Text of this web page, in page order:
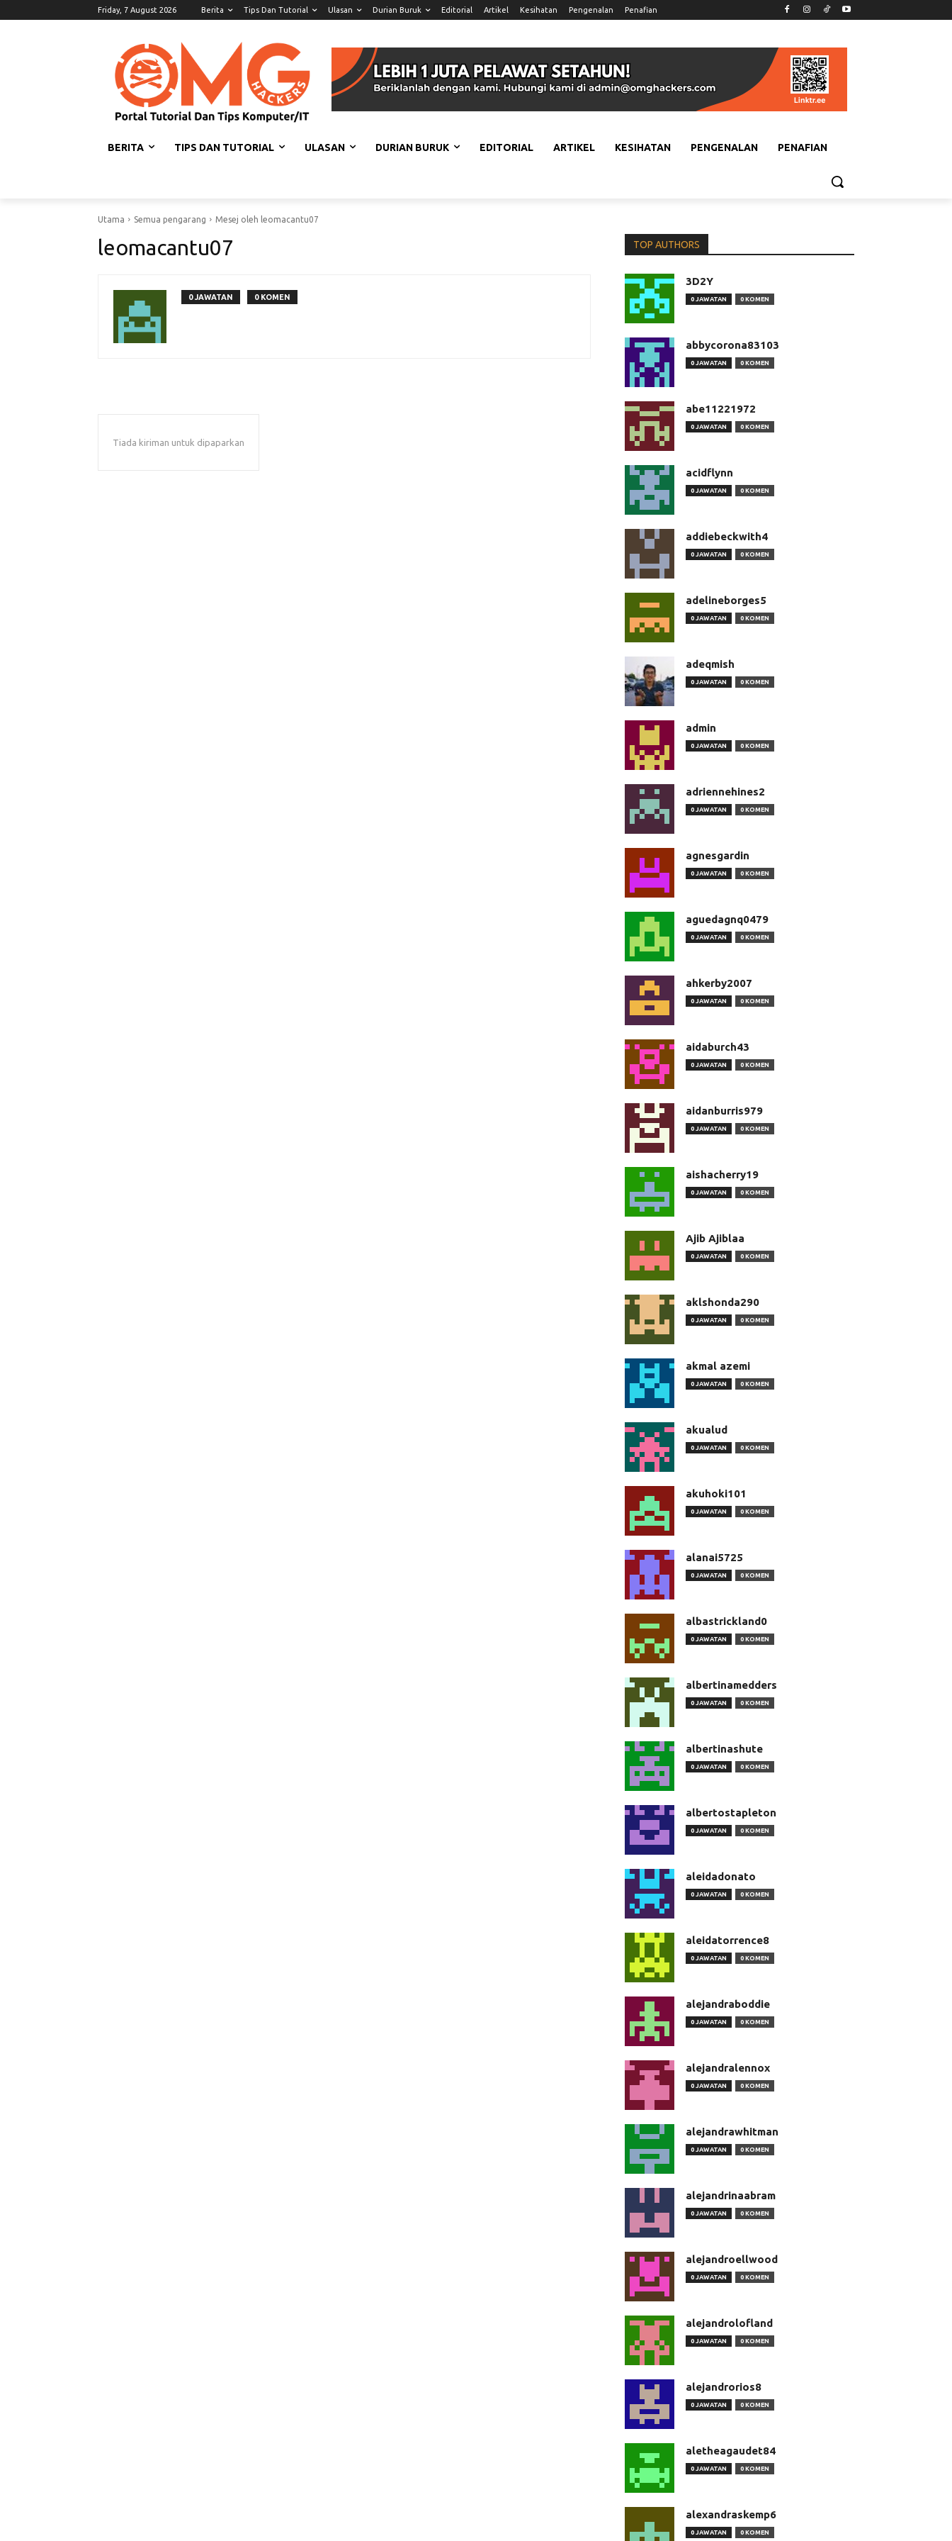
Friday, 7 August 2026 Berita Tips Dan Tutorial Ulasan Durian Buruk Editorial Artikel Kesihatan Pengenalan Penafian
BERITA TIPS DAN TUTORIAL ULASAN DURIAN BURUK EDITORIAL ARTIKEL KESIHATAN PENGENALAN PENAFIAN
Utama Semua pengarang Mesej oleh leomacantu07
leomacantu07
0 JAWATAN 0 KOMEN
Tiada kiriman untuk dipaparkan
TOP AUTHORS
3D2Y
0 JAWATAN 0 KOMEN
abbycorona83103
0 JAWATAN 0 KOMEN
abe11221972
0 JAWATAN 0 KOMEN
acidflynn
0 JAWATAN 0 KOMEN
addiebeckwith4
0 JAWATAN 0 KOMEN
adelineborges5
0 JAWATAN 0 KOMEN
adeqmish
0 JAWATAN 0 KOMEN
admin
0 JAWATAN 0 KOMEN
adriennehines2
0 JAWATAN 0 KOMEN
agnesgardin
0 JAWATAN 0 KOMEN
aguedagnq0479
0 JAWATAN 0 KOMEN
ahkerby2007
0 JAWATAN 0 KOMEN
aidaburch43
0 JAWATAN 0 KOMEN
aidanburris979
0 JAWATAN 0 KOMEN
aishacherry19
0 JAWATAN 0 KOMEN
Ajib Ajiblaa
0 JAWATAN 0 KOMEN
aklshonda290
0 JAWATAN 0 KOMEN
akmal azemi
0 JAWATAN 0 KOMEN
akualud
0 JAWATAN 0 KOMEN
akuhoki101
0 JAWATAN 0 KOMEN
alanai5725
0 JAWATAN 0 KOMEN
albastrickland0
0 JAWATAN 0 KOMEN
albertinamedders
0 JAWATAN 0 KOMEN
albertinashute
0 JAWATAN 0 KOMEN
albertostapleton
0 JAWATAN 0 KOMEN
aleidadonato
0 JAWATAN 0 KOMEN
aleidatorrence8
0 JAWATAN 0 KOMEN
alejandraboddie
0 JAWATAN 0 KOMEN
alejandralennox
0 JAWATAN 0 KOMEN
alejandrawhitman
0 JAWATAN 0 KOMEN
alejandrinaabram
0 JAWATAN 0 KOMEN
alejandroellwood
0 JAWATAN 0 KOMEN
alejandrolofland
0 JAWATAN 0 KOMEN
alejandrorios8
0 JAWATAN 0 KOMEN
aletheagaudet84
0 JAWATAN 0 KOMEN
alexandraskemp6
0 JAWATAN 0 KOMEN